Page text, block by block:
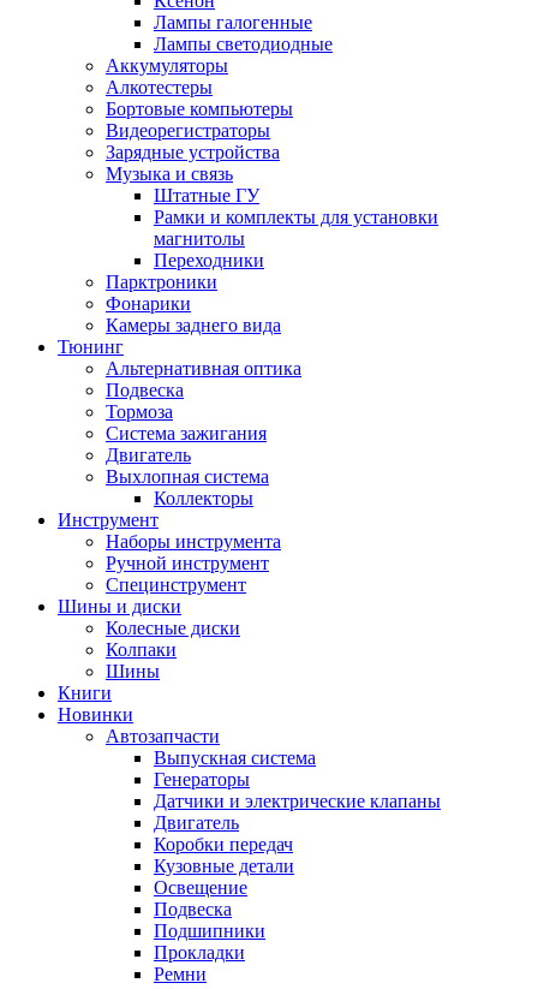
Лампы галогенные
Лампы светодиодные
Аккумуляторы
Алкотестеры
Бортовые компьютеры
Видеорегистраторы
Зарядные устройства
Музыка и связь
Штатные ГУ
Рамки и комплекты для установки
магнитолы
Переходники
Парктроники
Фонарики
Камеры заднего вида
Тюнинг
Альтернативная оптика
Подвеска
Тормоза
Система зажигания
Двигатель
Выхлопная система
Коллекторы
Инструмент
Наборы инструмента
Ручной инструмент
Специнструмент
Шины и диски
Колесные диски
Колпаки
Шины
Книги
Новинки
Автозапчасти
Выпускная система
Генераторы
Датчики и электрические клапаны
Двигатель
Коробки передач
Кузовные детали
Освещение
Подвеска
Подшипники
Прокладки
Ремни